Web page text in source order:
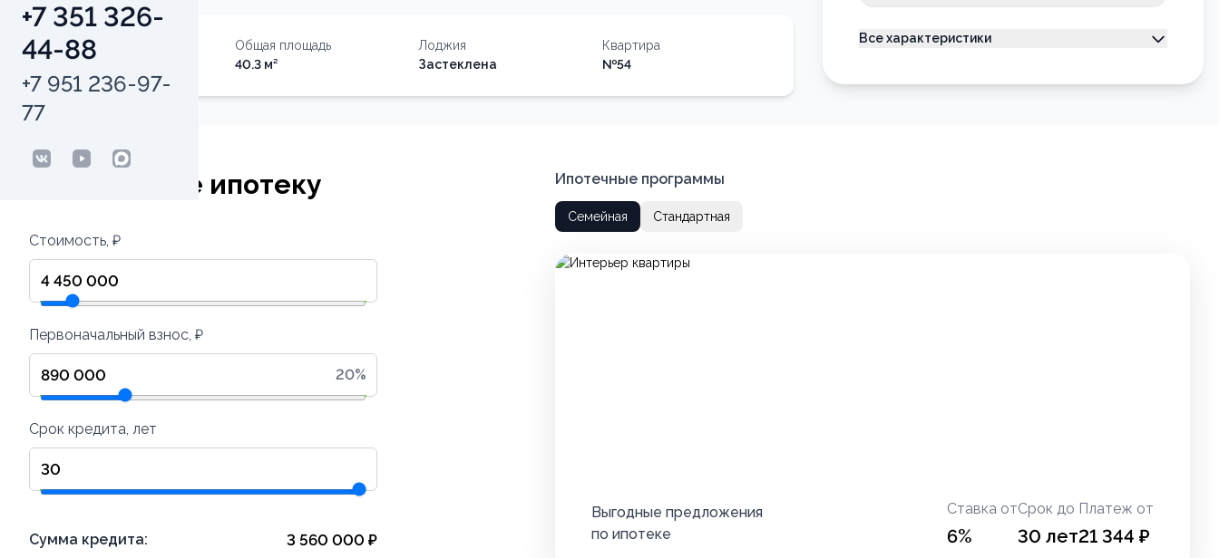
+7 351 326-
44-88
+7 951 236-97-
77
Тип недвижимости
Квартира
Общая площадь
40.3 м²
Лоджия
Застеклена
Квартира
№54
Все характеристики
Номер квартиры
54
Рассчитайте ипотеку
Стоимость, ₽
Первоначальный взнос, ₽
20%
Срок кредита, лет
Сумма кредита: 3 560 000 ₽
Ипотечные программы
Семейная Стандартная
Выгодные предложения
по ипотеке
Ставка от
6%
Срок до
30 лет
Платеж от
21 344 ₽